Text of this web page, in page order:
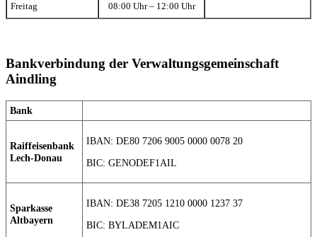
Freitag 08:00 Uhr – 12:00 Uhr
Bankverbindung der Verwaltungsgemeinschaft
Aindling
Bank
Raiffeisenbank
Lech-Donau
IBAN: DE80 7206 9005 0000 0078 20
BIC: GENODEF1AIL
Sparkasse
Altbayern
IBAN: DE38 7205 1210 0000 1237 37
BIC: BYLADEM1AIC